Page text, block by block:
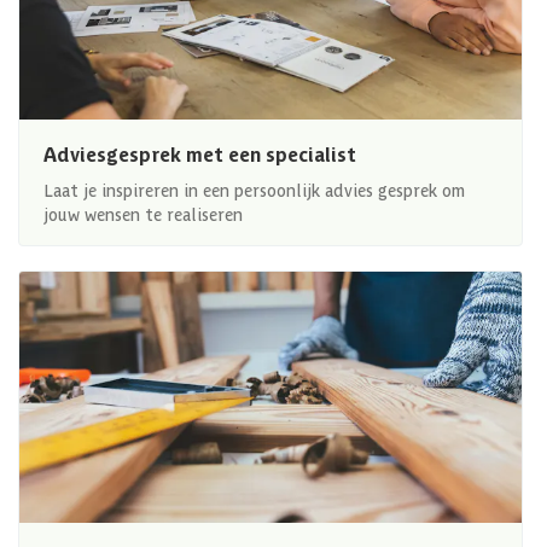
Adviesgesprek met een specialist
Laat je inspireren in een persoonlijk advies gesprek om
jouw wensen te realiseren